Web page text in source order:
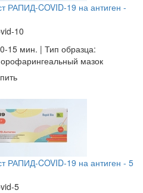
РАПИД-COVID-19 на антиген -
10
15 мин. | Тип образца:
мазок
РАПИД-COVID-19 на антиген - 5
5